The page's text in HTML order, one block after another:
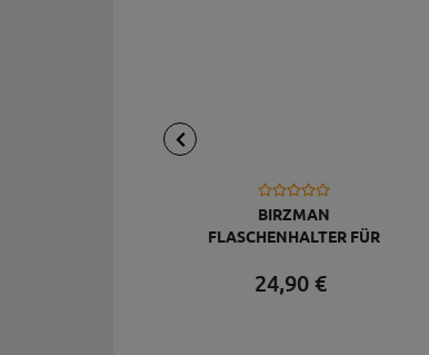
BIRZMAN
FLASCHENHALTER FÜR
PACKMAN, 2,5 LITER
24,90€